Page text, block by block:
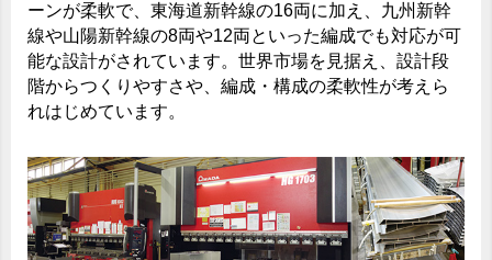
ーンが柔軟で、東海道新幹線の16両に加え、九州新幹
線や山陽新幹線の8両や12両といった編成でも対応が可
能な設計がされています。世界市場を見据え、設計段
階からつくりやすさや、編成・構成の柔軟性が考えら
れはじめています。